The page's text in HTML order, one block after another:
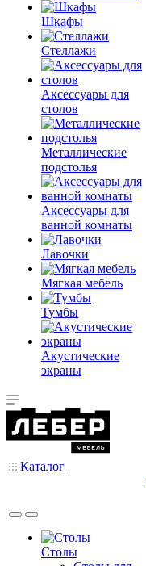
Шкафы
Стеллажи
Аксессуары для
столов
Металлические
подстолья
Аксессуары для
ванной комнаты
Лавочки
Мягкая мебель
Тумбы
Акустические
экраны
Каталог
Столы